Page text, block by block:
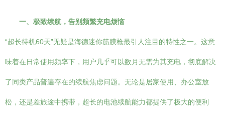
一、极致续航，告别频繁充电烦恼
“超长待机60天”无疑是海德迷你筋膜枪最引人注目的特性之一。这意
味着在日常使用频率下，用户几乎可以数月无需为其充电，彻底解决
了同类产品普遍存在的续航焦虑问题。无论是居家使用、办公室放
松，还是差旅途中携带，超长的电池续航能力都提供了极大的便利